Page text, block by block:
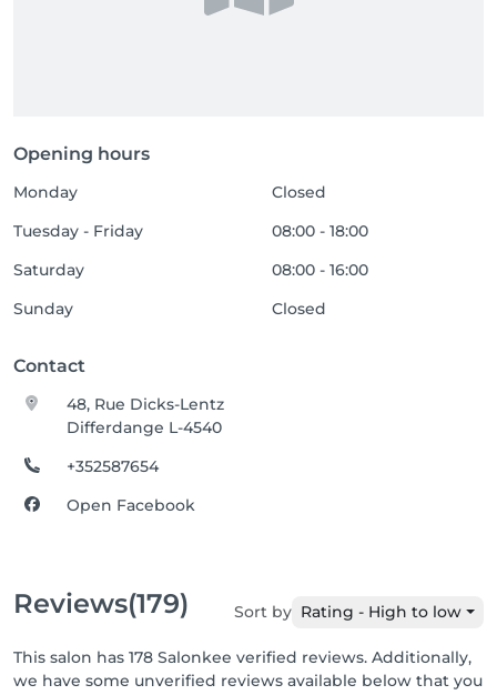
Opening hours
Monday
Closed
Tuesday - Friday
08:00 - 18:00
Saturday
08:00 - 16:00
Sunday
Closed
Contact
48, Rue Dicks-Lentz
Differdange L-4540
+352587654
Open Facebook
Reviews(179) Sort by Rating - High to low
This salon has 178 Salonkee verified reviews. Additionally,
we have some unverified reviews available below that you